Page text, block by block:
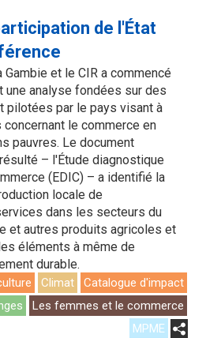
de l'État
Gambie et le CIR a commencé
une analyse fondées sur des
pilotées par le pays visant à
le commerce en
pauvres. Le document
– l'Étude diagnostique
(EDIC) – a identifié la
locale de
dans les secteurs du
et autres produits agricoles et
éléments à même de
durable.
Climat
Catalogue d'impact
Les femmes et le commerce
MPME